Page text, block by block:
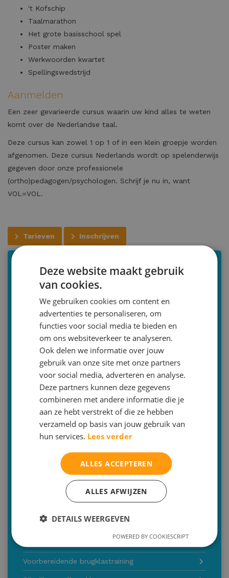
't Kofschip
Taalmarathon
Het grote basisschool spel
Poster maken
Werkwoorden kwartet
Spellingswedstrijd
Aanmelden
Een zeer gevarieerde cursus waarin uw kind alles te weten
komt over de Nederlandse taal.
Deze cursus kan zowel 1 op 1 of in een klein groepje worden
afgenomen. Deze cursus Nederlands wordt op spelenderwijs
gegeven door onze professionele
(ortho)pedagogen/psychologen. Schrijf je nu in, want
VOL=VOL.
Tarieven Inschrijven
Cursus Iedereen een taaltalent (NL)
Tijdsduur: 3 dagen
Tijdstip: 10:00-15.00 of 13:00-18.00
Voor wie: groep 6, 7 en 8
schoolvakanties en dagen op
basis van overleg
Bilthoven | Zeist | Utrecht
030-2293579 (optie 2)
info@malthastudiecoaching.nl
Inschrijven
Of bent u op zoek naar een andere dienst
Frans op vakantie
Ik lach me een breuk en meten is weten, rekenen
Voorbereidende brugklastraining
Deze website maakt gebruik
van cookies.
We gebruiken cookies om content en
advertenties te personaliseren, om
functies voor social media te bieden en
om ons websiteverkeer te analyseren.
Ook delen we informatie over jouw
gebruik van onze site met onze partners
voor social media, adverteren en analyse.
Deze partners kunnen deze gegevens
combineren met andere informatie die je
aan ze hebt verstrekt of die ze hebben
verzameld op basis van jouw gebruik van
hun services. Lees verder
ALLES ACCEPTEREN
ALLES AFWIJZEN
DETAILS WEERGEVEN
POWERED BY COOKIESCRIPT